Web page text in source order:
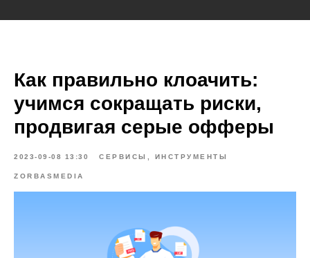
Как правильно клоачить:
учимся сокращать риски,
продвигая серые офферы
2023-09-08 13:30 СЕРВИСЫ, ИНСТРУМЕНТЫ
ZORBASMEDIA